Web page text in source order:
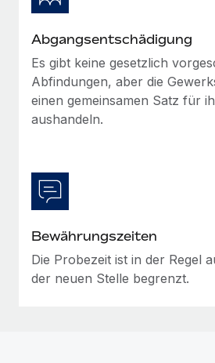
Wie Phiture 55
mit Remote verwaltet
Phiture ist der unumstrittene
Abgangsentschädigung
Es gibt keine gesetzlich
Abfindungen, aber die
einen gemeinsamen Satz für
aushandeln.
Bewährungszeiten
Die Probezeit ist in der Regel
der neuen Stelle begrenzt.